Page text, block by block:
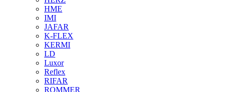
HME
IMI
JAFAR
K-FLEX
KERMI
LD
Luxor
Reflex
RIFAR
ROMMER